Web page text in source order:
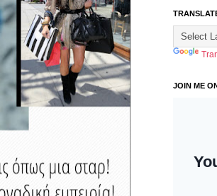
JOIN ME